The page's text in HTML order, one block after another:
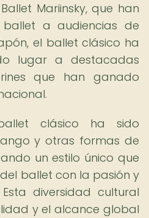
Mariinsky, que han
a audiencias de
el ballet clásico ha
lugar a destacadas
que han ganado
clásico ha sido
y otras formas de
un estilo único que
ballet con la pasión y
diversidad cultural
y el alcance global